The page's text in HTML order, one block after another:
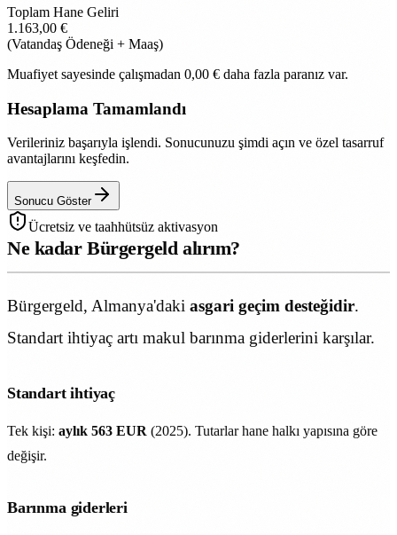
Toplam Hane Geliri
1.163,00 €
(Vatandaş Ödeneği + Maaş)
Muafiyet sayesinde çalışmadan 0,00 € daha fazla paranız var.
Hesaplama Tamamlandı
Verileriniz başarıyla işlendi. Sonucunuzu şimdi açın ve özel tasarruf
avantajlarını keşfedin.
Sonucu Göster
Ücretsiz ve taahhütsüz aktivasyon
Ne kadar Bürgergeld alırım?
Bürgergeld, Almanya'daki asgari geçim desteğidir.
Standart ihtiyaç artı makul barınma giderlerini karşılar.
Standart ihtiyaç
Tek kişi: aylık 563 EUR (2025). Tutarlar hane halkı yapısına göre
değişir.
Barınma giderleri